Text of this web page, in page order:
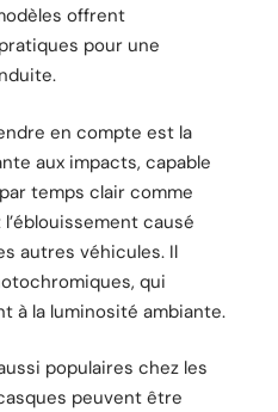
offrent
pour une
en compte est la
aux impacts, capable
temps clair comme
causé
autres véhicules. Il
qui
à la luminosité ambiante.
populaires chez les
peuvent être